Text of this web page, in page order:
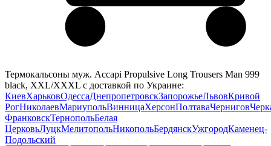
Термокальсоны муж. Accapi Propulsive Long Trousers Man 999
black, XXL/XXXL с доставкой по Украине:
КиевХарьковОдессаДнепропетровскЗапорожьеЛьвовКривой
РогНиколаевМариупольВинницаХерсонПолтаваЧернигов
ФранковскТернопольБелая
ЦерковьЛуцкМелитопольНикопольБердянскУжгородКаменец-
Подольский